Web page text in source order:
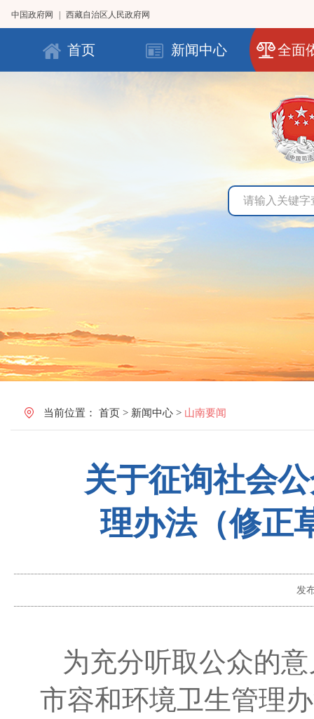
中国政府网 西藏自治区人民政府网
首页 新闻中心 全面
当前位置： 首页 > 新闻中心 > 山南要闻
关于征询社会
理办法（修正
发
为充分听取公众的
市容和环境卫生管理